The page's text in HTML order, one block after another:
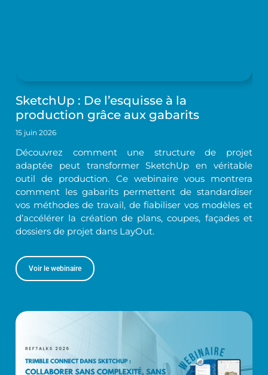
SketchUp : De l’esquisse à la
production grâce aux gabarits
15 juin 2026
Découvrez comment une structure de projet
adaptée peut transformer SketchUp en véritable
outil de production. Ce webinaire vous montrera
comment les gabarits permettent de standardiser
vos méthodes de travail, de fiabiliser vos modèles et
d’accélérer la création de plans, coupes, façades et
dossiers de projet dans LayOut.
Voir le webinaire